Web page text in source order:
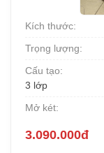
Kích thước:
Trọng lượng:
Cấu tạo:
3 lớp
Mở két:
3.090.000đ